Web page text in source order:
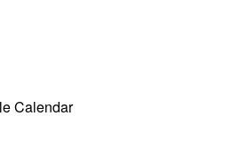
Calendar